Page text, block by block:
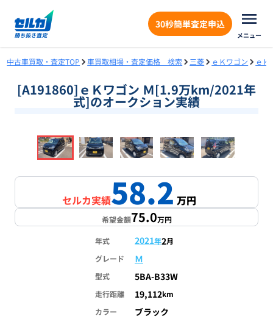
30秒簡単査定申込
メニュー
中古車買取・査定TOP 車買取相場・査定価格 検索 三菱 ｅＫワゴン ｅＫ
[A191860]ｅＫワゴン Ｍ[1.9万km/2021年
式]のオークション実績
1/18
セルカ実績58.2万円
希望金額75.0万円
年式 2021年2月
グレード
Ｍ
型式 5BA-B33W
走行距離 19,112km
カラー
ブラック